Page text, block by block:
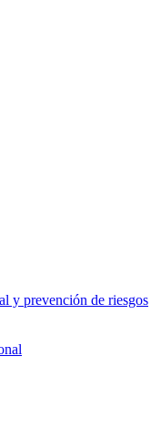
y prevención de riesgos